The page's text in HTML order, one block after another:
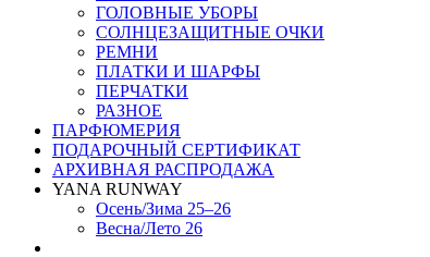
ГОЛОВНЫЕ УБОРЫ
СОЛНЦЕЗАЩИТНЫЕ ОЧКИ
РЕМНИ
ПЛАТКИ И ШАРФЫ
ПЕРЧАТКИ
РАЗНОЕ
ПАРФЮМЕРИЯ
ПОДАРОЧНЫЙ СЕРТИФИКАТ
АРХИВНАЯ РАСПРОДАЖА
YANA RUNWAY
Осень/Зима 25–26
Весна/Лето 26